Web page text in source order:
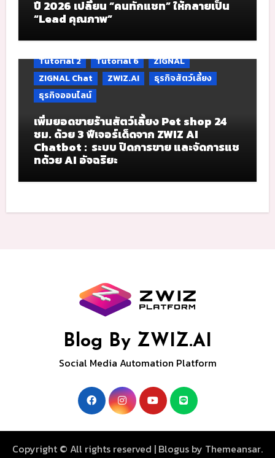
ปี 2026 เปลี่ยน “คนทักแชท” ให้กลายเป็น
“Lead คุณภาพ”
Tutorial 2 Tutorial 6
ZIGNAL
ZIGNAL Chat
ZWIZ.AI
ธุรกิจสัตว์เลี้ยง
ธุรกิจออนไลน์
เพิ่มยอดขายร้านสัตว์เลี้ยง Pet shop 24
ชม. ด้วย 3 ฟีเจอร์เด็ดจาก ZWIZ AI
Chatbot : ระบบ ปิดการขาย และจัดการแช
ทด้วย AI อัจฉริยะ
Blog By ZWIZ.AI
Social Media Automation Platform
Copyright © All rights reserved | Blogus by Themeansar.